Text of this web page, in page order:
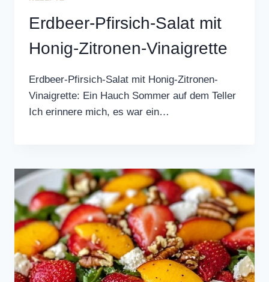
Erdbeer-Pfirsich-Salat mit
Honig-Zitronen-Vinaigrette
Erdbeer-Pfirsich-Salat mit Honig-Zitronen-
Vinaigrette: Ein Hauch Sommer auf dem Teller
Ich erinnere mich, es war ein…